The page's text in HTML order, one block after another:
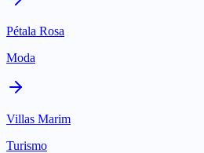
Pétala Rosa
Moda
Villas Marim
Turismo